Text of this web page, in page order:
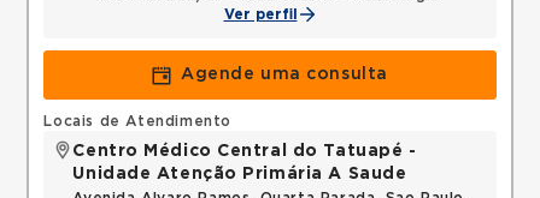
Ver perfil
Agende uma consulta
Locais de Atendimento
Centro Médico Central do Tatuapé -
Unidade Atenção Primária A Saude